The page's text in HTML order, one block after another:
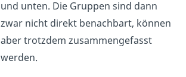
und unten. Die Gruppen sind dann
zwar nicht direkt benachbart, können
aber trotzdem zusammengefasst
werden.